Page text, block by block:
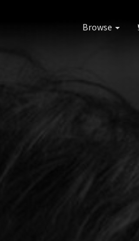
Browse